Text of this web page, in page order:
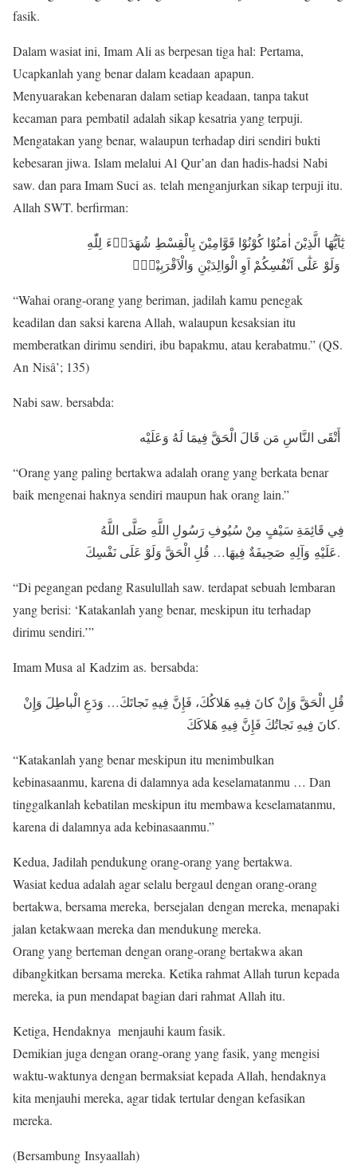
fasik.
Dalam wasiat ini, Imam Ali as berpesan tiga hal: Pertama,
Ucapkanlah yang benar dalam keadaan apapun.
Menyuarakan kebenaran dalam setiap keadaan, tanpa takut
kecaman para pembatil adalah sikap kesatria yang terpuji.
Mengatakan yang benar, walaupun terhadap diri sendiri bukti
kebesaran jiwa. Islam melalui Al Qur’an dan hadis-hadsi Nabi
saw. dan para Imam Suci as. telah menganjurkan sikap terpuji itu.
Allah SWT. berfirman:
يٰٓاَيُّهَا الَّذِيْنَ اٰمَنُوْا كُوْنُوْا قَوَّامِيْنَ بِالْقِسْطِ شُهَدَاۤءَ لِلّٰهِ
“Wahai orang-orang yang beriman, jadilah kamu penegak
keadilan dan saksi karena Allah, walaupun kesaksian itu
memberatkan dirimu sendiri, ibu bapakmu, atau kerabatmu.” (QS.
An Nisâ’; 135)
Nabi saw. bersabda:
“Orang yang paling bertakwa adalah orang yang berkata benar
baik mengenai haknya sendiri maupun hak orang lain.”
فِي قَائِمَةِ سَيْفٍ مِنْ سُيُوفِ رَسُولِ اللَّهِ صَلَّى اللَّهُ
عَلَيْهِ وَآلِهِ صَحِيفَةٌ فِيهَا… قُلِ الْحَقَّ وَلَوْ عَلَى نَفْسِكَ.
“Di pegangan pedang Rasulullah saw. terdapat sebuah lembaran
yang berisi: ‘Katakanlah yang benar, meskipun itu terhadap
dirimu sendiri.’”
Imam Musa al Kadzim as. bersabda:
قُلِ الْحَقَّ وَإِنْ كانَ فِيهِ هَلاكُكَ، فَإِنَّ فِيهِ نَجاتَكَ… وَدَعِ الْباطِلَ وَإِنْ
كانَ فِيهِ نَجاتُكَ فَإِنَّ فِيهِ هَلاكَكَ.
“Katakanlah yang benar meskipun itu menimbulkan
kebinasaanmu, karena di dalamnya ada keselamatanmu … Dan
tinggalkanlah kebatilan meskipun itu membawa keselamatanmu,
karena di dalamnya ada kebinasaanmu.”
Kedua, Jadilah pendukung orang-orang yang bertakwa.
Wasiat kedua adalah agar selalu bergaul dengan orang-orang
bertakwa, bersama mereka, bersejalan dengan mereka, menapaki
jalan ketakwaan mereka dan mendukung mereka.
Orang yang berteman dengan orang-orang bertakwa akan
dibangkitkan bersama mereka. Ketika rahmat Allah turun kepada
mereka, ia pun mendapat bagian dari rahmat Allah itu.
Ketiga, Hendaknya menjauhi kaum fasik.
Demikian juga dengan orang-orang yang fasik, yang mengisi
waktu-waktunya dengan bermaksiat kepada Allah, hendaknya
kita menjauhi mereka, agar tidak tertular dengan kefasikan
mereka.
(Bersambung Insyaallah)